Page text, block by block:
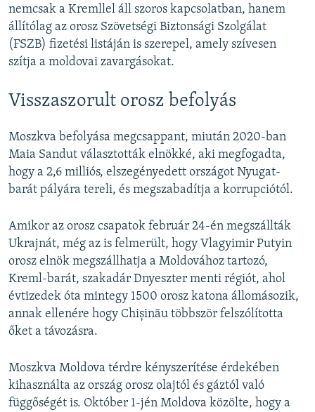
nemcsak a Kremllel áll szoros kapcsolatban, hanem
állítólag az orosz Szövetségi Biztonsági Szolgálat
(FSZB) fizetési listáján is szerepel, amely szívesen
szítja a moldovai zavargásokat.
Visszaszorult orosz befolyás
Moszkva befolyása megcsappant, miután 2020-ban
Maia Sandut választották elnökké, aki megfogadta,
hogy a 2,6 milliós, elszegényedett országot Nyugat-
barát pályára tereli, és megszabadítja a korrupciótól.
Amikor az orosz csapatok február 24-én megszállták
Ukrajnát, még az is felmerült, hogy Vlagyimir Putyin
orosz elnök megszállhatja a Moldovához tartozó,
Kreml-barát, szakadár Dnyeszter menti régiót, ahol
évtizedek óta mintegy 1500 orosz katona állomásozik,
annak ellenére hogy Chișinău többször felszólította
őket a távozásra.
Moszkva Moldova térdre kényszerítése érdekében
kihasználta az ország orosz olajtól és gáztól való
függőségét is. Október 1-jén Moldova közölte, hogy a